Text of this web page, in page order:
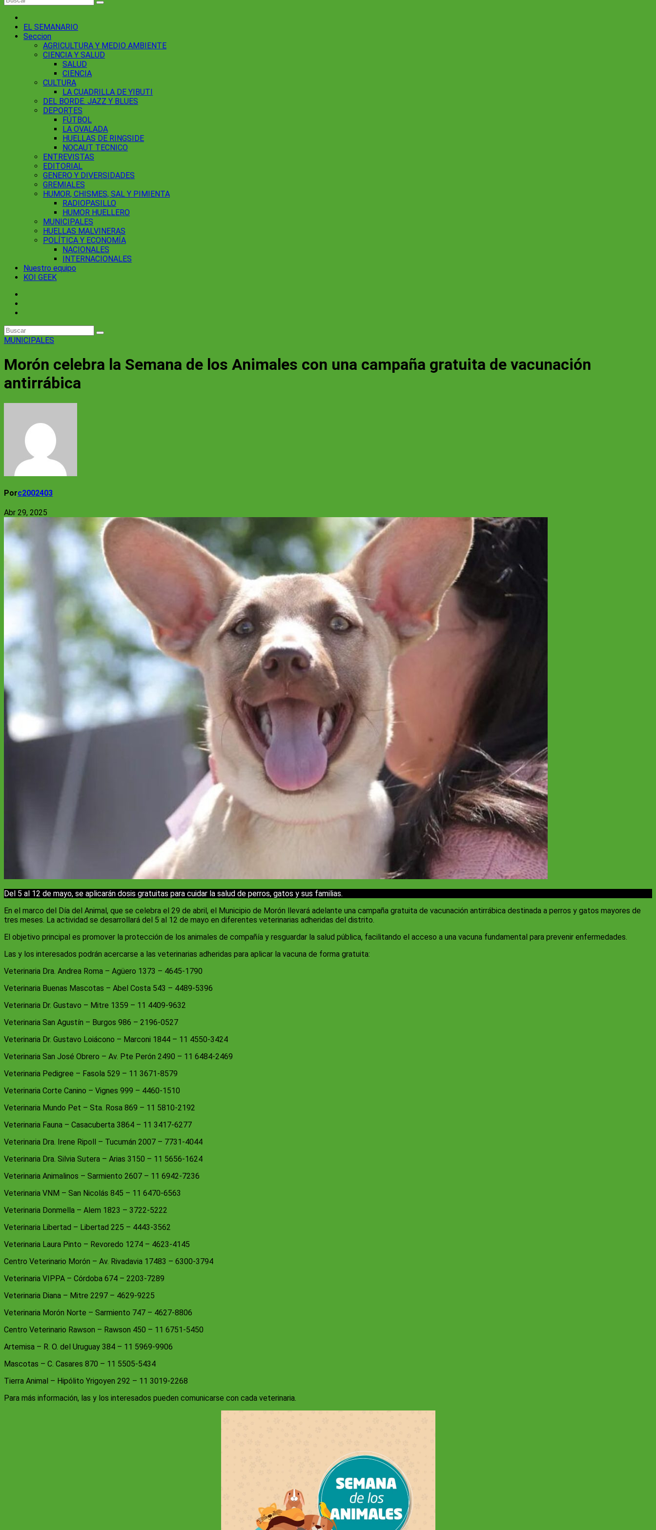
EL SEMANARIO
Seccion
AGRICULTURA Y MEDIO AMBIENTE
CIENCIA Y SALUD
SALUD
CIENCIA
CULTURA
LA CUADRILLA DE YIBUTI
DEL BORDE. JAZZ Y BLUES
DEPORTES
FÚTBOL
LA OVALADA
HUELLAS DE RINGSIDE
NOCAUT TECNICO
ENTREVISTAS
EDITORIAL
GENERO Y DIVERSIDADES
GREMIALES
HUMOR, CHISMES, SAL Y PIMIENTA
RADIOPASILLO
HUMOR HUELLERO
MUNICIPALES
HUELLAS MALVINERAS
POLÍTICA Y ECONOMÍA
NACIONALES
INTERNACIONALES
Nuestro equipo
KOI GEEK
MUNICIPALES
Morón celebra la Semana de los Animales con una campaña gratuita de vacunación
antirrábica
Porc2002403
Abr 29, 2025
Del 5 al 12 de mayo, se aplicarán dosis gratuitas para cuidar la salud de perros, gatos y sus familias.
En el marco del Día del Animal, que se celebra el 29 de abril, el Municipio de Morón llevará adelante una campaña gratuita de vacunación antirrábica destinada a perros y gatos mayores de
tres meses. La actividad se desarrollará del 5 al 12 de mayo en diferentes veterinarias adheridas del distrito.
El objetivo principal es promover la protección de los animales de compañía y resguardar la salud pública, facilitando el acceso a una vacuna fundamental para prevenir enfermedades.
Las y los interesados podrán acercarse a las veterinarias adheridas para aplicar la vacuna de forma gratuita:
Veterinaria Dra. Andrea Roma – Agüero 1373 – 4645-1790
Veterinaria Buenas Mascotas – Abel Costa 543 – 4489-5396
Veterinaria Dr. Gustavo – Mitre 1359 – 11 4409-9632
Veterinaria San Agustín – Burgos 986 – 2196-0527
Veterinaria Dr. Gustavo Loiácono – Marconi 1844 – 11 4550-3424
Veterinaria San José Obrero – Av. Pte Perón 2490 – 11 6484-2469
Veterinaria Pedigree – Fasola 529 – 11 3671-8579
Veterinaria Corte Canino – Vignes 999 – 4460-1510
Veterinaria Mundo Pet – Sta. Rosa 869 – 11 5810-2192
Veterinaria Fauna – Casacuberta 3864 – 11 3417-6277
Veterinaria Dra. Irene Ripoll – Tucumán 2007 – 7731-4044
Veterinaria Dra. Silvia Sutera – Arias 3150 – 11 5656-1624
Veterinaria Animalinos – Sarmiento 2607 – 11 6942-7236
Veterinaria VNM – San Nicolás 845 – 11 6470-6563
Veterinaria Donmella – Alem 1823 – 3722-5222
Veterinaria Libertad – Libertad 225 – 4443-3562
Veterinaria Laura Pinto – Revoredo 1274 – 4623-4145
Centro Veterinario Morón – Av. Rivadavia 17483 – 6300-3794
Veterinaria VIPPA – Córdoba 674 – 2203-7289
Veterinaria Diana – Mitre 2297 – 4629-9225
Veterinaria Morón Norte – Sarmiento 747 – 4627-8806
Centro Veterinario Rawson – Rawson 450 – 11 6751-5450
Artemisa – R. O. del Uruguay 384 – 11 5969-9906
Mascotas – C. Casares 870 – 11 5505-5434
Tierra Animal – Hipólito Yrigoyen 292 – 11 3019-2268
Para más información, las y los interesados pueden comunicarse con cada veterinaria.